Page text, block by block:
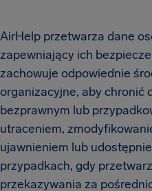
AirHelp przetwarza dane
zapewniający ich
zachowuje odpowiednie
organizacyjne, aby chronić
bezprawnym lub
utraceniem,
ujawnieniem lub
przypadkach, gdy
przekazywania za